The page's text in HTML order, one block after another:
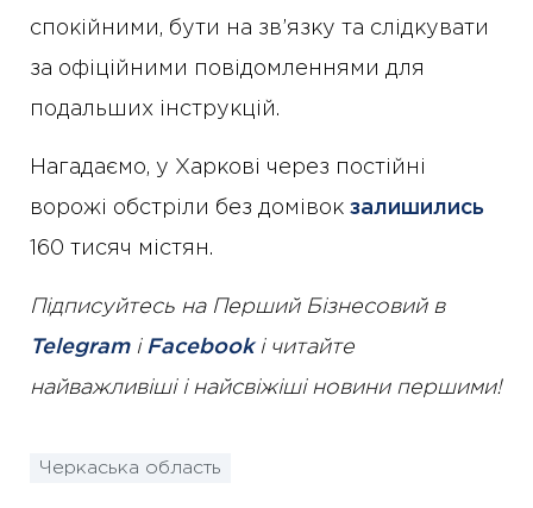
спокійними, бути на зв’язку та слідкувати
за офіційними повідомленнями для
подальших інструкцій.
Нагадаємо, у Харкові через постійні
ворожі обстріли без домівок залишились
160 тисяч містян.
Підписуйтесь на Перший Бізнесовий в
Telegramі Facebookі читайте
найважливіші і найсвіжіші новини першими!
Черкаська область